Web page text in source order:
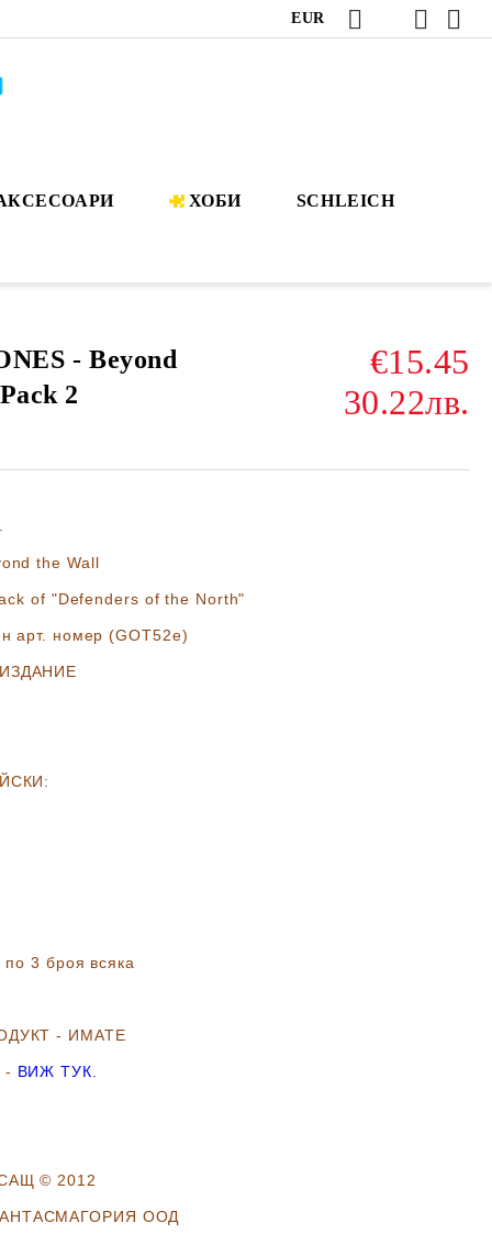
EUR
ХОБИ SCHLEICH
- Beyond
2
€15.45
30.22лв.
the Wall
of "Defenders of the North"
арт. номер (GOT52e)
по 3 броя всяка
- ИМАТЕ
- ВИЖ ТУК.
© 2012
ООД